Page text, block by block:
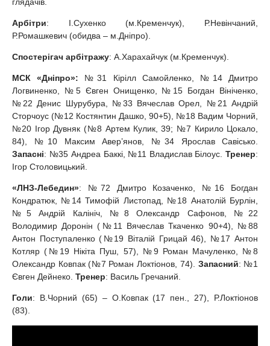
глядачів.
Арбітри: І.Сухенко (м.Кременчук), Р.Невінчаний,
Р.Ромашкевич (обидва – м.Дніпро).
Спостерігач арбітражу: А.Харахайчук (м.Кременчук).
МСК «Дніпро»: №31 Кірілл Самойленко, №14 Дмитро
Логвиненко, №5 Євген Онищенко, №15 Богдан Вініченко,
№22 Денис Шурубура, №33 Вячеслав Орел, №21 Андрій
Сторчоус (№12 Костянтин Дашко, 90+5), №18 Вадим Чорний,
№20 Ігор Дувняк (№8 Артем Кулик, 39; №7 Кирило Цокало,
84), №10 Максим Авер’янов, №34 Ярослав Савісько.
Запасні: №35 Андреа Баккі, №11 Владислав Білоус. Тренер:
Ігор Столовицький.
«ЛНЗ-Лебедин»: №72 Дмитро Козаченко, №16 Богдан
Кондратюк, №14 Тимофій Листопад, №18 Анатолій Бурлін,
№5 Андрій Калініч, №8 Олександр Сафонов, №22
Володимир Доронін (№11 Вячеслав Ткаченко 90+4), №88
Антон Поступаленко (№19 Віталій Грицай 46), №17 Антон
Котляр (№19 Нікіта Пуш, 57), №9 Роман Мачуленко, №8
Олександр Ковпак (№7 Роман Локтіонов, 74). Запасний: №1
Євген Дейнеко. Тренер: Василь Гречаний.
Голи: В.Чорний (65) – О.Ковпак (17 пен., 27), Р.Локтіонов
(83).